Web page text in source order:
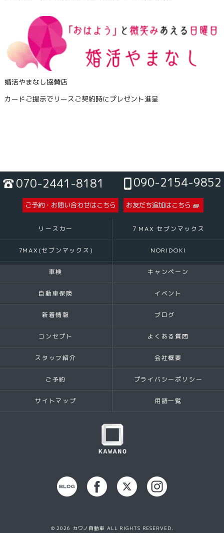
婚活やまなし協賛店
カードご提示でリースご契約時にプレゼント進呈
070-2441-8181 090-2154-9852
ご予約・お問い合わせはこちら お友だち追加はこちら
リースカー ７MAX セブンマックス
7MAX(セブンマックス) NORIDOKI
車検 キャンペーン
自動車保険 イベント
新着情報 ブログ
コンセプト よくある質問
スタッフ紹介 会社概要
ご予約 プライバシーポリシー
サイトマップ 用語一覧
© 2026 カワノ自動車 ALL RIGHTS RESERVED.